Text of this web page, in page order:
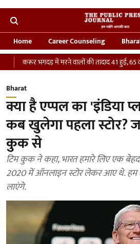
Home Career Counseling
भगदड़ में मरने वालों की तादाद 41 हुई, 65 वर्षीय
Bharat
क्या है एप्पल का 'इंडिया
कब खुलेगा पहला स्टोर?
कुक से
टिम कुक ने कहा, भारत हमारे लिए एक
2020 में ऑनलाइन स्टोर लेकर आए थे. हम
लाएंगे.